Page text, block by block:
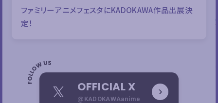
X OFFICIAL X
@KADOKAWAanime
ファミリーアニメフェスタにKADOKAWA作品出展決
定！